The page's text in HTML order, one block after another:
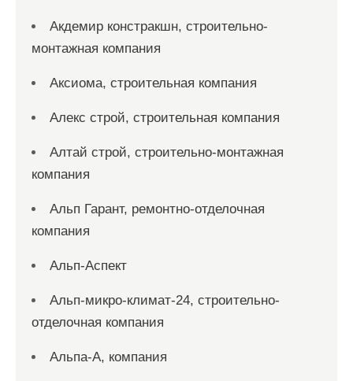
Акдемир констракшн, строительно-
монтажная компания
Аксиома, строительная компания
Алекс строй, строительная компания
Алтай строй, строительно-монтажная
компания
Альп Гарант, ремонтно-отделочная
компания
Альп-Аспект
Альп-микро-климат-24, строительно-
отделочная компания
Альпа-А, компания